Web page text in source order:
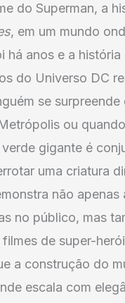
do Superman, a
, em um mundo
há anos e a história
do Universo DC
se surpreende
ou
gigante é
uma criatura
não apenas
no público, mas
de super-
a construção do
escala com